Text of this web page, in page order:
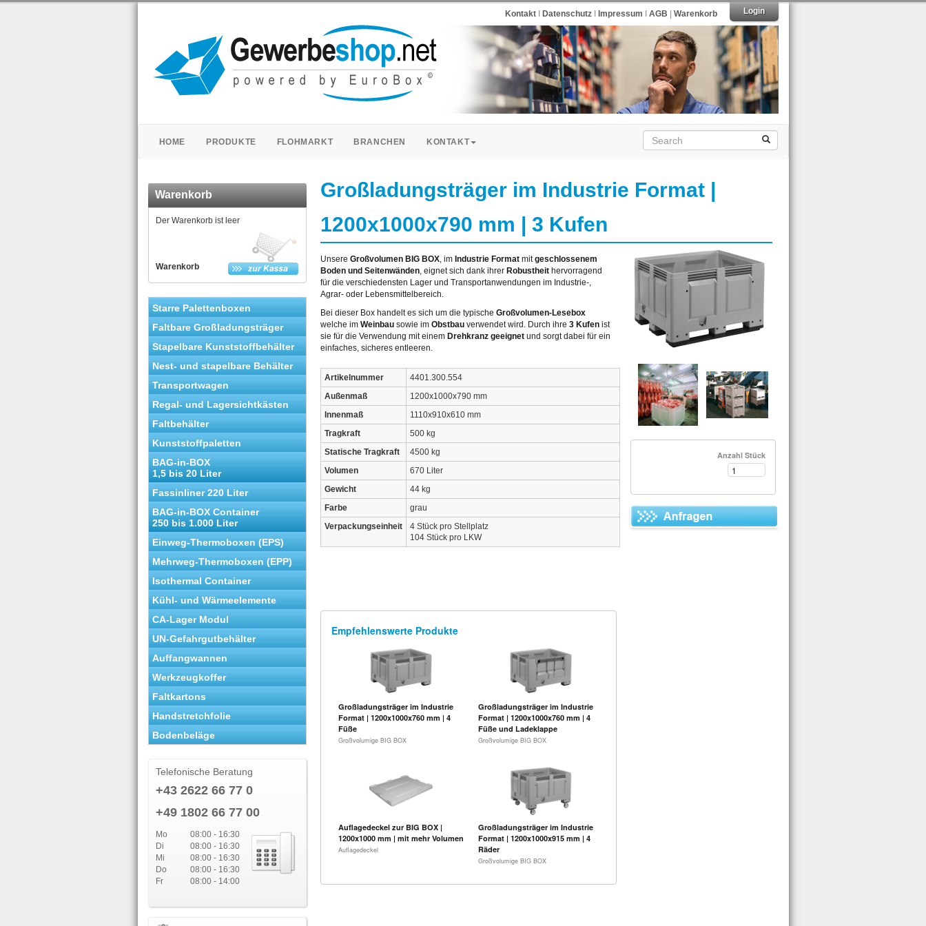
KontaktI Datenschutz Impressum AGB Warenkorb Login
HOME PRODUKTE FLOHMARKT BRANCHEN KONTAKT
Warenkorb
Warenkorb
Der Warenkorb ist leer
Starre Palettenboxen
Faltbare Großladungsträger
Stapelbare Kunststoffbehälter
Nest- und stapelbare Behälter
Transportwagen
Regal- und Lagersichtkästen
Faltbehälter
Kunststoffpaletten
BAG-in-BOX
1,5 bis 20 Liter
Fassinliner 220 Liter
BAG-in-BOX Container
250 bis 1.000 Liter
Einweg-Thermoboxen (EPS)
Mehrweg-Thermoboxen (EPP)
Isothermal Container
Kühl- und Wärmeelemente
CA-Lager Modul
UN-Gefahrgutbehälter
Auffangwannen
Werkzeugkoffer
Faltkartons
Handstretchfolie
Bodenbeläge
Telefonische Beratung
+43 2622 66 77 0
+49 1802 66 77 00
Mo
08:00 - 16:30
Di
08:00 - 16:30
Mi
08:00 - 16:30
Do
08:00 - 16:30
Fr
08:00 - 14:00
Großladungsträger im Industrie Format |
1200x1000x790 mm | 3 Kufen
Unsere Großvolumen BIG BOX, im Industrie Formatmitgeschlossenem
Boden und Seitenwänden, eignet sich dank ihrer Robustheithervorragend
für die verschiedensten Lager und Transportanwendungen im Industrie-,
Agrar- oder Lebensmittelbereich.
Bei dieser Box handelt es sich um die typische Großvolumen-Lesebox
welche im Weinbau sowie im Obstbau verwendet wird. Durch ihre 3 Kufenist
sie für die Verwendung mit einem Drehkranz geeignet und sorgt dabei für ein
einfaches, sicheres entleeren.
Artikelnummer
4401.300.554
Außenmaß
1200x1000x790 mm
Innenmaß
1110x910x610 mm
Tragkraft
500 kg
Statische Tragkraft
4500 kg
Volumen
670 Liter
Gewicht
44 kg
Farbe
grau
Verpackungseinheit
4 Stück pro Stellplatz
104 Stück pro LKW
Empfehlenswerte Produkte
Großladungsträger im Industrie
Format | 1200x1000x760 mm | 4
Füße
Großvolumige BIG BOX
Großladungsträger im Industrie
Format | 1200x1000x760 mm | 4
Füße und Ladeklappe
Großvolumige BIG BOX
Auflagedeckel zur BIG BOX |
1200x1000 mm | mit mehr Volumen
Auflagedeckel
Großladungsträger im Industrie
Format | 1200x1000x915 mm | 4
Räder
Großvolumige BIG BOX
Anzahl Stück